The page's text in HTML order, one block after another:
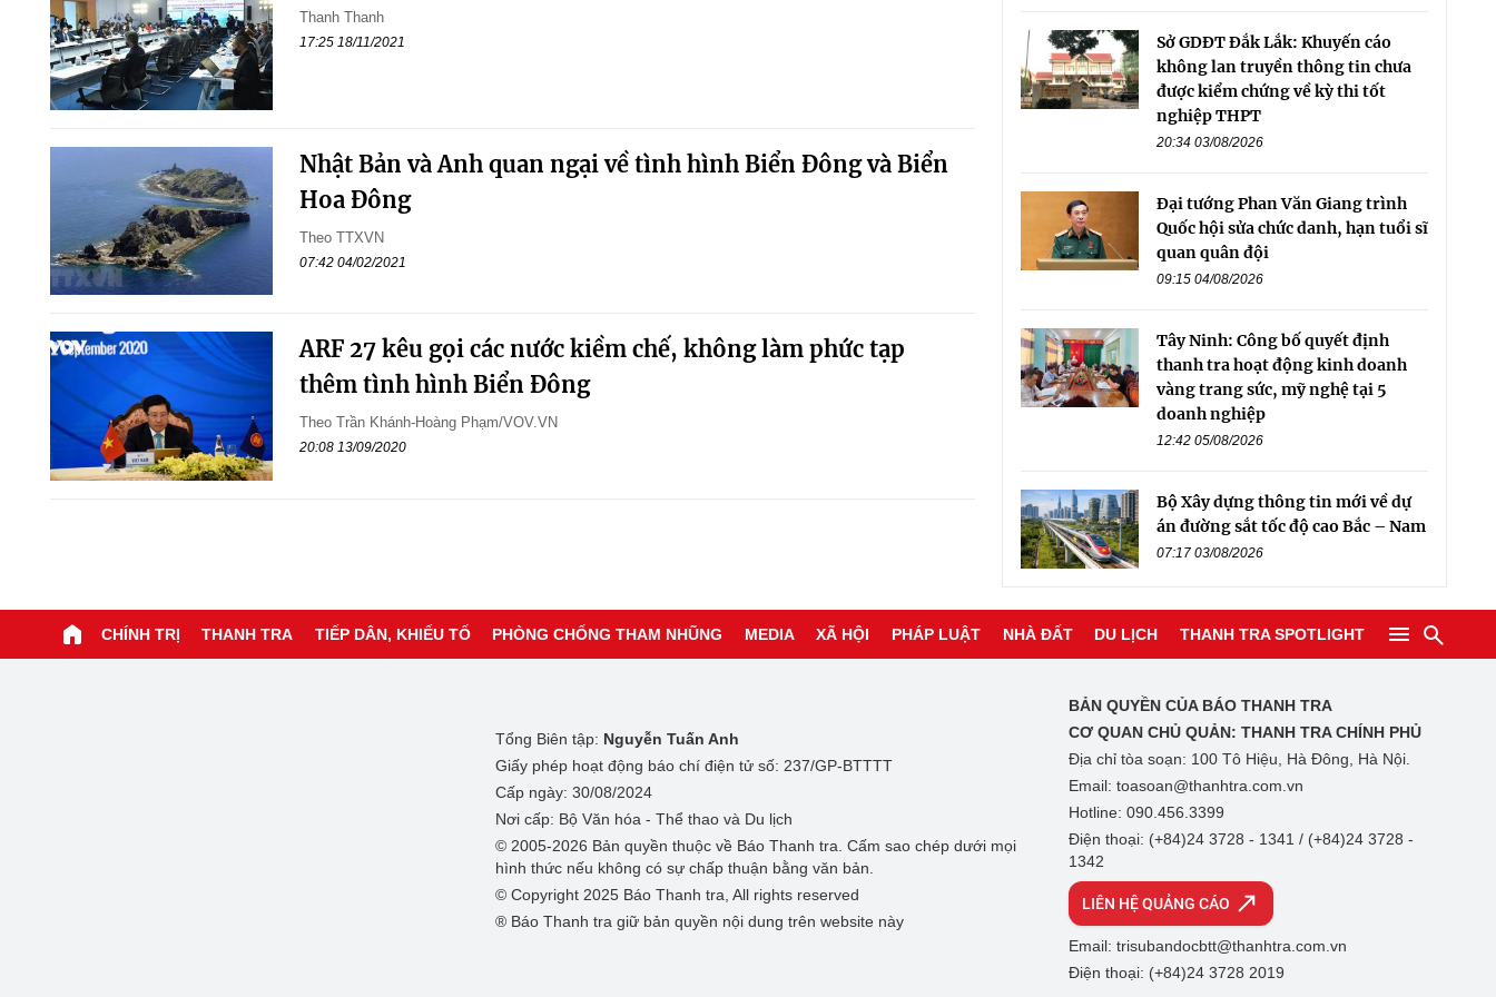
Thanh Thanh
17:25 18/11/2021
Nhật Bản và Anh quan ngại về tình hình Biển Đông và Biển
Hoa Đông
Theo TTXVN
07:42 04/02/2021
ARF 27 kêu gọi các nước kiềm chế, không làm phức tạp
thêm tình hình Biển Đông
Theo Trần Khánh-Hoàng Phạm/VOV.VN
20:08 13/09/2020
Sở GDĐT Đắk Lắk: Khuyến cáo
không lan truyền thông tin chưa
được kiểm chứng về kỳ thi tốt
nghiệp THPT
20:34 03/08/2026
Đại tướng Phan Văn Giang trình
Quốc hội sửa chức danh, hạn tuổi sĩ
quan quân đội
09:15 04/08/2026
Tây Ninh: Công bố quyết định
thanh tra hoạt động kinh doanh
vàng trang sức, mỹ nghệ tại 5
doanh nghiệp
12:42 05/08/2026
Bộ Xây dựng thông tin mới về dự
án đường sắt tốc độ cao Bắc – Nam
07:17 03/08/2026
CHÍNH TRỊ THANH TRA TIẾP DÂN, KHIẾU TỐ PHÒNG CHỐNG THAM NHŨNG MEDIA XÃ HỘI PHÁP LUẬT NHÀ ĐẤT DU LỊCH THANH TRA SPOTLIGHT
Tổng Biên tập: Nguyễn Tuấn Anh
Giấy phép hoạt động báo chí điện tử số: 237/GP-BTTTT
Cấp ngày: 30/08/2024
Nơi cấp: Bộ Văn hóa - Thể thao và Du lịch
© 2005-2026 Bản quyền thuộc về Báo Thanh tra. Cấm sao chép dưới mọi
hình thức nếu không có sự chấp thuận bằng văn bản.
© Copyright 2025 Báo Thanh tra, All rights reserved
® Báo Thanh tra giữ bản quyền nội dung trên website này
BẢN QUYỀN CỦA BÁO THANH TRA
CƠ QUAN CHỦ QUẢN: THANH TRA CHÍNH PHỦ
Địa chỉ tòa soạn: 100 Tô Hiệu, Hà Đông, Hà Nội.
Email: toasoan@thanhtra.com.vn
Hotline: 090.456.3399
Điện thoại: (+84)24 3728 - 1341 / (+84)24 3728 -
1342
LIÊN HỆ QUẢNG CÁO
Email: trisubandocbtt@thanhtra.com.vn
Điện thoại: (+84)24 3728 2019